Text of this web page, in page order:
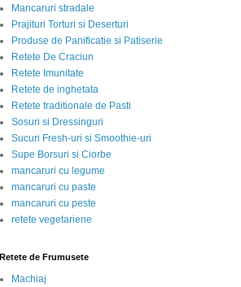
Mancaruri stradale
Prajituri Torturi si Deserturi
Produse de Panificatie si Patiserie
Retete De Craciun
Retete Imunitate
Retete de inghetata
Retete traditionale de Pasti
Sosuri si Dressinguri
Sucuri Fresh-uri si Smoothie-uri
Supe Borsuri si Ciorbe
mancaruri cu legume
mancaruri cu paste
mancaruri cu peste
retete vegetariene
Retete de Frumusete
Machiaj